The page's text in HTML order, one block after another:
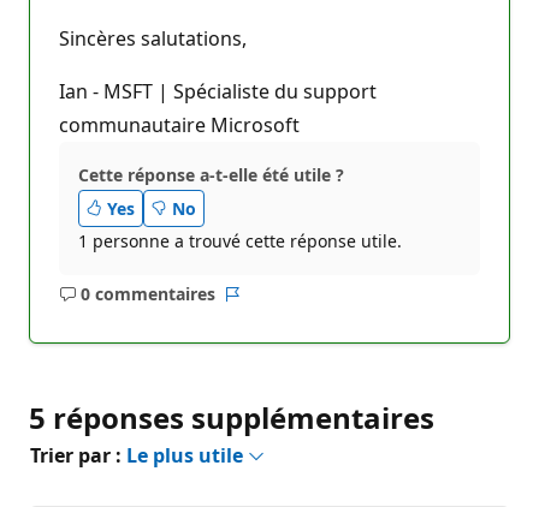
Sincères salutations,
Ian - MSFT | Spécialiste du support
communautaire Microsoft
Cette réponse a-t-elle été utile ?
Yes
No
1 personne a trouvé cette réponse utile.
0 commentaires
Aucun
5 réponses supplémentaires
Trier par : Le plus utile